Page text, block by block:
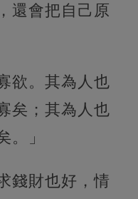
還會把自己原
欲。其為人也
矣；其為人也
。」
錢財也好，情